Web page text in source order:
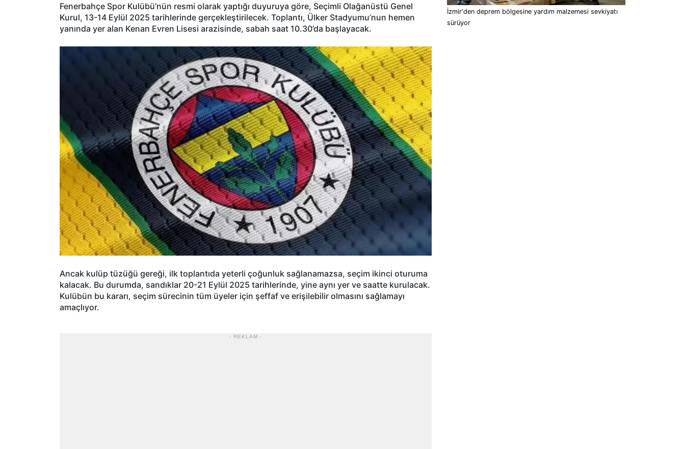
Fenerbahçe Spor Kulübü’nün resmi olarak yaptığı duyuruya göre, Seçimli Olağanüstü Genel
Kurul, 13-14 Eylül 2025 tarihlerinde gerçekleştirilecek. Toplantı, Ülker Stadyumu’nun hemen
yanında yer alan Kenan Evren Lisesi arazisinde, sabah saat 10.30’da başlayacak.
Ancak kulüp tüzüğü gereği, ilk toplantıda yeterli çoğunluk sağlanamazsa, seçim ikinci oturuma
kalacak. Bu durumda, sandıklar 20-21 Eylül 2025 tarihlerinde, yine aynı yer ve saatte kurulacak.
Kulübün bu kararı, seçim sürecinin tüm üyeler için şeffaf ve erişilebilir olmasını sağlamayı
amaçlıyor.
- REKLAM -
İzmir'den deprem bölgesine yardım malzemesi sevkiyatı
sürüyor